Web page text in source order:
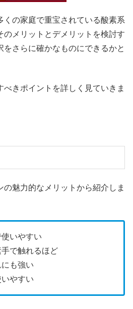
くの家庭で重宝されている酸素系
のメリットとデメリットを検討す
をさらに確かなものにできるかと
べきポイントを詳しく見ていきま
の魅力的なメリットから紹介しま
使いやすい
手で触れるほど
にも強い
いやすい